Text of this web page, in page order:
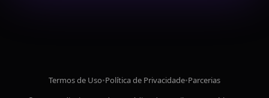
Termos de Uso•Política de Privacidade•Parcerias